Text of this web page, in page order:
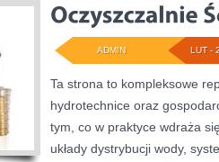
LUT -
ADMIN
Ta strona to kompleksowe
hydrotechnice oraz
tym, co w praktyce wdraża
układy dystrybucji wody,